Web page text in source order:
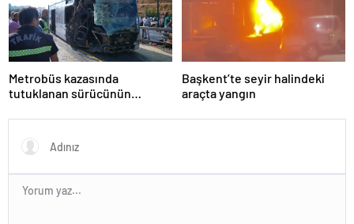
Metrobüs kazasında
tutuklanan sürücünün
Başkent’te seyir halindeki
araçta yangın